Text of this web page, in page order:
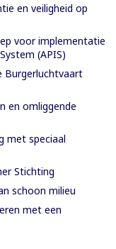
en veiligheid op
voor implementatie
(APIS)
Burgerluchtvaart
en omliggende
met speciaal
Stichting
schoon milieu
met een